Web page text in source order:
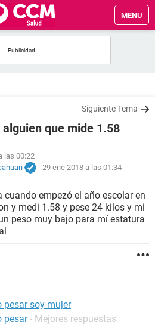
MENU
Siguiente Tema
que mide 1.58
las 00:22
- 29 ene 2018 a las 01:34
empezó el año escolar en
y medi 1.58 y pese 24 kilos y mi
peso muy bajo para mí estatura
pesar soy mujer
pesar - Mejores respuestas